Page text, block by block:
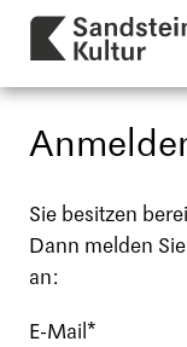
Sie besitzen
Dann melden
an:
E-Mail *